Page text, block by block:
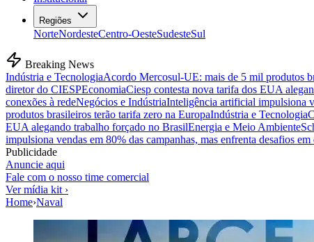
Regiões
NorteNordesteCentro-OesteSudesteSul
Breaking News
Indústria e TecnologiaAcordo Mercosul-UE: mais de 5 mil produtos
diretor do CIESPEconomiaCiesp contesta nova tarifa dos EUA
conexões à redeNegócios e IndústriaInteligência artificial impulsiona
produtos brasileiros terão tarifa zero na EuropaIndústria e Tecnologia
EUA alegando trabalho forçado no BrasilEnergia e Meio Ambiente
impulsiona vendas em 80% das campanhas, mas enfrenta desafios
Publicidade
Anuncie aqui
Fale com o nosso time comercial
Ver mídia kit ›
Home›Naval